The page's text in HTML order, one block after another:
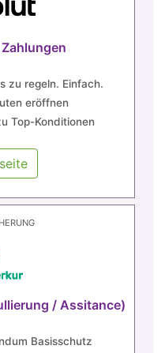
zu regeln. Einfach.
eröffnen
Top-Konditionen
/ Assitance)
Basisschutz